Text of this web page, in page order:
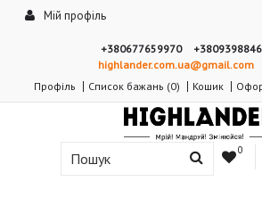
Мій профіль
+380677659970
highlander.com.ua@gmail.com
Профіль
Список бажань (0) Кошик
0